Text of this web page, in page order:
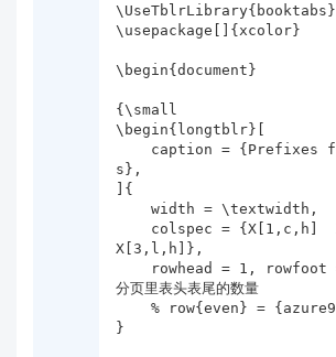
\UseTblrLibrary{booktabs}
\usepackage[]{xcolor}
\begin{document}
{\small
\begin{longtblr}[
s},
]{
    width = \textwidth,
X[3,l,h]},
分页里表头表尾的数量
    % row{even} = {azure9},
}